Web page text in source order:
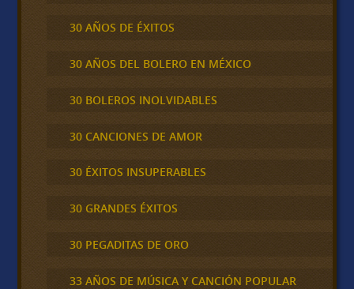
30 AÑOS DE ÉXITOS
30 AÑOS DEL BOLERO EN MÉXICO
30 BOLEROS INOLVIDABLES
30 CANCIONES DE AMOR
30 ÉXITOS INSUPERABLES
30 GRANDES ÉXITOS
30 PEGADITAS DE ORO
33 AÑOS DE MÚSICA Y CANCIÓN POPULAR